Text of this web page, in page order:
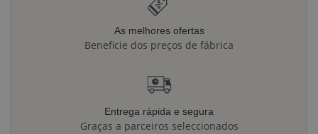
As melhores ofertas
Beneficie dos preços de fábrica
Entrega rápida e segura
Graças a parceiros seleccionados